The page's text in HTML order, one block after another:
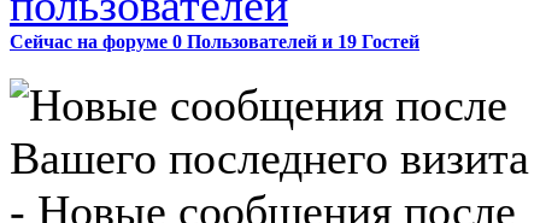
Сейчас на форуме 0 Пользователей и 19 Гостей
- Новые сообщения после